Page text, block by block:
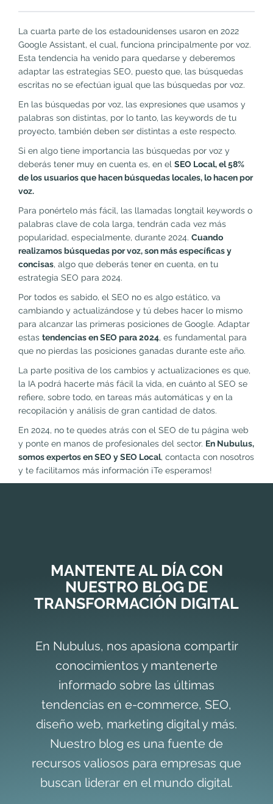
La cuarta parte de los estadounidenses usaron en 2022
Google Assistant, el cual, funciona principalmente por voz.
Esta tendencia ha venido para quedarse y deberemos
adaptar las estrategias SEO, puesto que, las búsquedas
escritas no se efectúan igual que las búsquedas por voz.
En las búsquedas por voz, las expresiones que usamos y
palabras son distintas, por lo tanto, las keywords de tu
proyecto, también deben ser distintas a este respecto.
Si en algo tiene importancia las búsquedas por voz y
deberás tener muy en cuenta es, en el SEO Local, el 58%
de los usuarios que hacen búsquedas locales, lo hacen por
voz.
Para ponértelo más fácil, las llamadas longtail keywords o
palabras clave de cola larga, tendrán cada vez más
popularidad, especialmente, durante 2024. Cuando
realizamos búsquedas por voz, son más específicas y
concisas, algo que deberás tener en cuenta, en tu
estrategia SEO para 2024.
Por todos es sabido, el SEO no es algo estático, va
cambiando y actualizándose y tú debes hacer lo mismo
para alcanzar las primeras posiciones de Google. Adaptar
estas tendencias en SEO para 2024, es fundamental para
que no pierdas las posiciones ganadas durante este año.
La parte positiva de los cambios y actualizaciones es que,
la IA podrá hacerte más fácil la vida, en cuánto al SEO se
refiere, sobre todo, en tareas más automáticas y en la
recopilación y análisis de gran cantidad de datos.
En 2024, no te quedes atrás con el SEO de tu página web
y ponte en manos de profesionales del sector. En Nubulus,
somos expertos en SEO y SEO Local, contacta con nosotros
y te facilitamos más información ¡Te esperamos!
MANTENTE AL DÍA CON
NUESTRO BLOG DE
TRANSFORMACIÓN DIGITAL
En Nubulus, nos apasiona compartir
conocimientos y mantenerte
informado sobre las últimas
tendencias en e-commerce, SEO,
diseño web, marketing digital y más.
Nuestro blog es una fuente de
recursos valiosos para empresas que
buscan liderar en el mundo digital.